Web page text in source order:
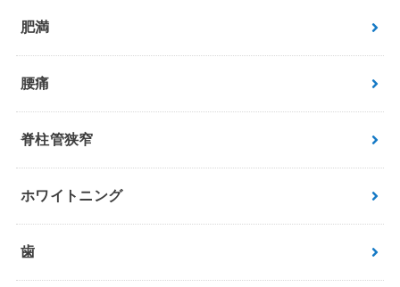
肥満
腰痛
脊柱管狭窄
ホワイトニング
歯